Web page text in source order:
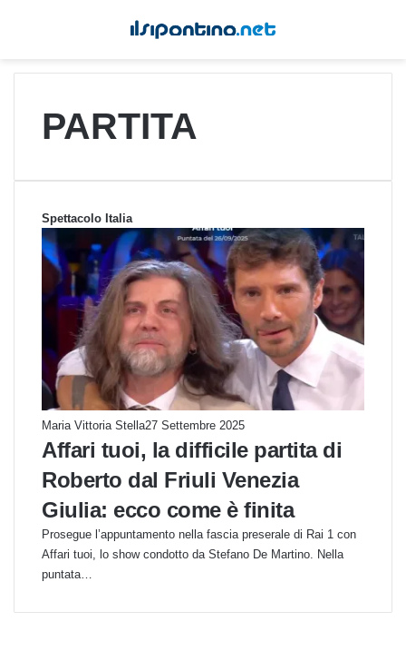
PARTITA
Spettacolo Italia
Maria Vittoria Stella27 Settembre 2025
Affari tuoi, la difficile partita di
Roberto dal Friuli Venezia
Giulia: ecco come è finita
Prosegue l’appuntamento nella fascia preserale di Rai 1 con
Affari tuoi, lo show condotto da Stefano De Martino. Nella
puntata…